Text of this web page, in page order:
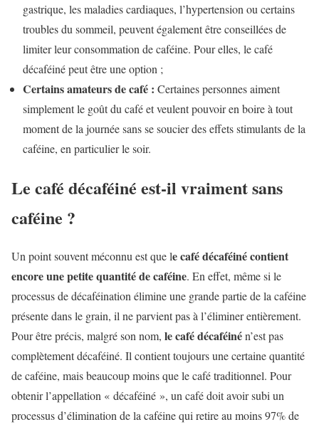
gastrique, les maladies cardiaques, l’hypertension ou certains
troubles du sommeil, peuvent également être conseillées de
limiter leur consommation de caféine. Pour elles, le café
décaféiné peut être une option ;
Certains amateurs de café : Certaines personnes aiment
simplement le goût du café et veulent pouvoir en boire à tout
moment de la journée sans se soucier des effets stimulants de la
caféine, en particulier le soir.
Le café décaféiné est-il vraiment sans
caféine ?
Un point souvent méconnu est que le café décaféiné contient
encore une petite quantité de caféine. En effet, même si le
processus de décaféination élimine une grande partie de la caféine
présente dans le grain, il ne parvient pas à l’éliminer entièrement.
Pour être précis, malgré son nom, le café décaféinén’est pas
complètement décaféiné. Il contient toujours une certaine quantité
de caféine, mais beaucoup moins que le café traditionnel. Pour
obtenir l’appellation « décaféiné », un café doit avoir subi un
processus d’élimination de la caféine qui retire au moins 97% de